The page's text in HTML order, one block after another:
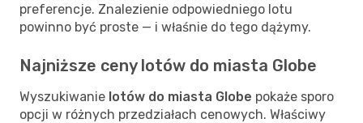
preferencje. Znalezienie odpowiedniego lotu
powinno być proste — i właśnie do tego dążymy.
Najniższe ceny lotów do miasta Globe
Wyszukiwanie lotów do miasta Globe pokaże sporo
opcji w różnych przedziałach cenowych. Właściwy